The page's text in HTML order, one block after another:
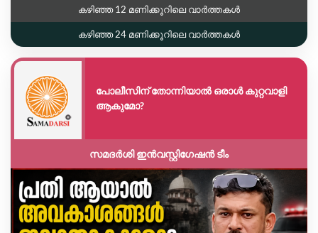
കഴിഞ്ഞ 12 മണിക്കൂറിലെ വാർത്തകൾ
കഴിഞ്ഞ 24 മണിക്കൂറിലെ വാർത്തകൾ
പോലീസിന് തോന്നിയാൽ ഒരാൾ കുറ്റവാളി
ആകുമോ?
സമദർശി ഇൻവസ്റ്റിഗേഷൻ ടീം